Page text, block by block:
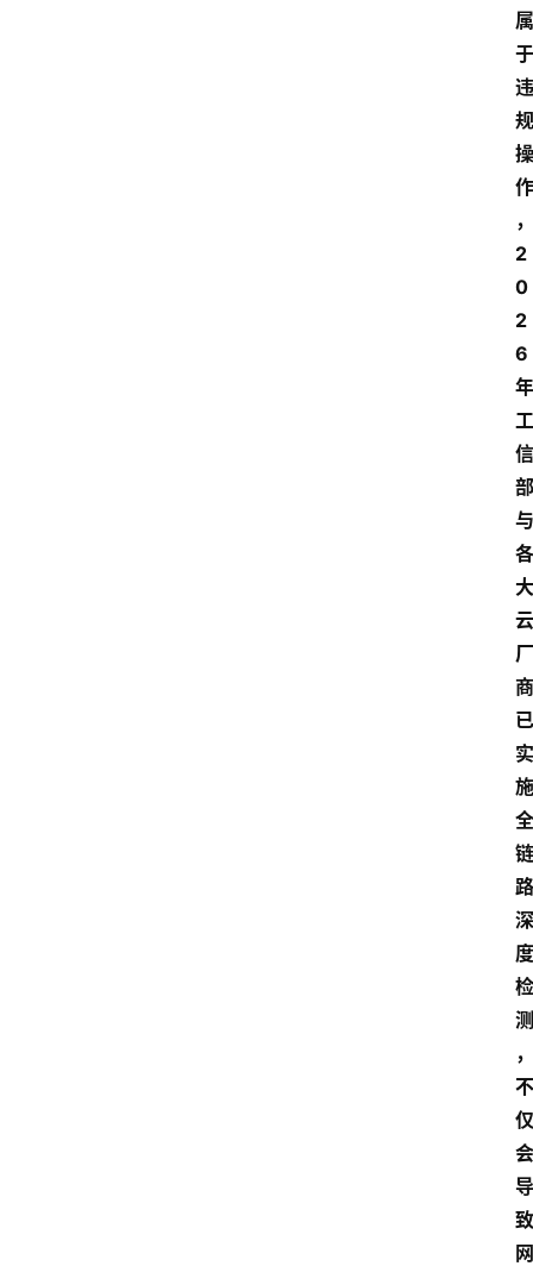
属
于
违
规
操
作
，
2
0
2
6
年
工
信
部
与
各
大
云
厂
商
已
实
施
全
链
路
深
度
检
测
，
不
仅
会
导
致
网